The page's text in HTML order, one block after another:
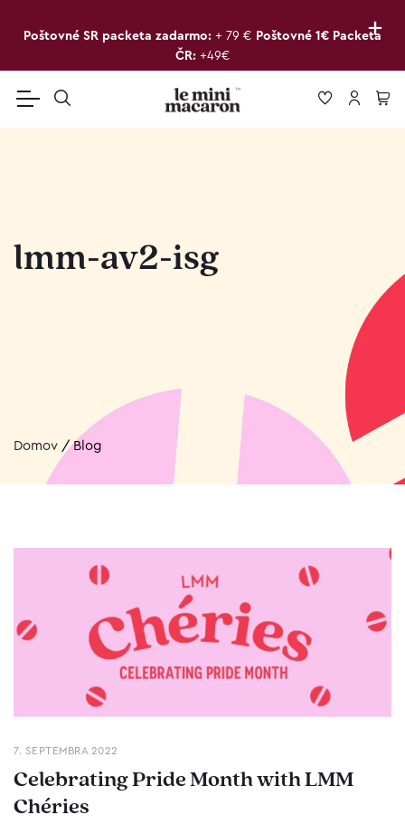
+
Poštovné SR packeta zadarmo: + 79 € Poštovné 1€ Packeta
ČR: +49€
lmm-av2-isg
Domov /Blog
7. SEPTEMBRA 2022
Celebrating Pride Month with LMM
Chéries